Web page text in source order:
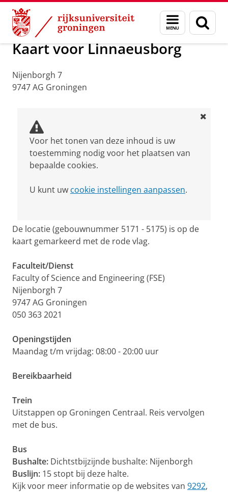
Skip
Content
Skip
Navigation
Menu
en
zoeken
Over ons Praktische zaken Waar vindt u ons
Kaart voor Linnaeusborg
Nijenborgh 7
9747 AG Groningen
Voor het tonen van deze inhoud is uw
toestemming nodig voor het plaatsen van
bepaalde cookies.
U kunt uw cookie instellingen aanpassen.
De locatie (gebouwnummer 5171 - 5175) is op de
kaart gemarkeerd met de rode vlag.
Faculteit/Dienst
Faculty of Science and Engineering (FSE)
Nijenborgh 7
9747 AG Groningen
050 363 2021
Openingstijden
Maandag t/m vrijdag: 08:00 - 20:00 uur
Bereikbaarheid
Trein
Uitstappen op Groningen Centraal. Reis vervolgen
met de bus.
Bus
Bushalte: Dichtstbijzijnde bushalte: Nijenborgh
Buslijn: 15 stopt bij deze halte.
Kijk voor meer informatie op de websites van 9292,